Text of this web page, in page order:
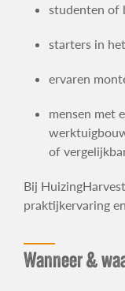
studenten of
starters in
ervaren
mensen met
of
Bij
praktijkervaring
Wanneer &